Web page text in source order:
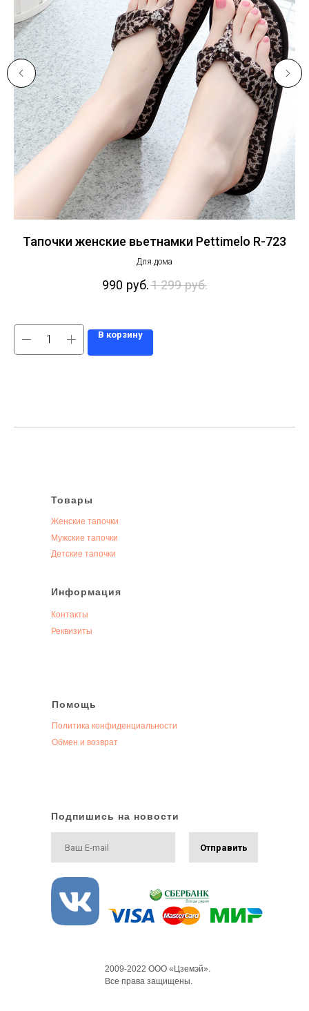
Тапочки женские вьетнамки Pettimelo R-723
Для дома
990 руб.1 299 руб.
В корзину
Товары
Женские тапочки
Мужские тапочки
Детские тапочки
Информация
Контакты
Реквизиты
Помощь
Политика конфиденциальности
Обмен и возврат
2009-2022 ООО «Цземэй».
Все права защищены.
Отправить
Подпишись на новости